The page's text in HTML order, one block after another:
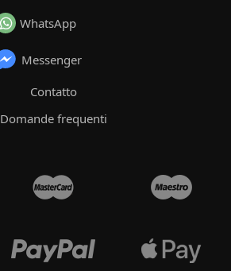
WhatsApp
Messenger
Contatto
Domande frequenti